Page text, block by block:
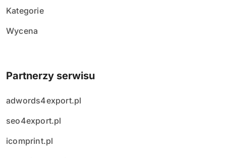
Kategorie
Wycena
Partnerzy serwisu
adwords4export.pl
seo4export.pl
icomprint.pl